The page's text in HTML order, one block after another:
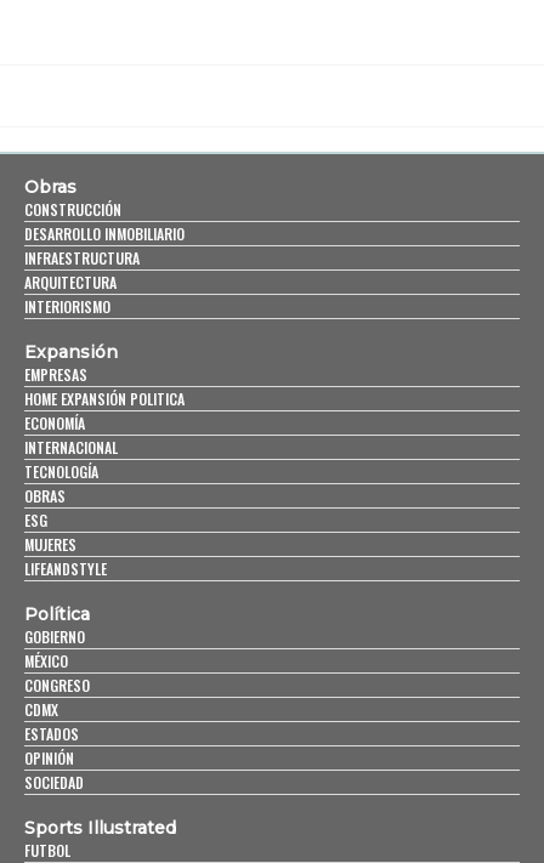
Obras
CONSTRUCCIÓN
DESARROLLO INMOBILIARIO
INFRAESTRUCTURA
ARQUITECTURA
INTERIORISMO
Expansión
EMPRESAS
HOME EXPANSIÓN POLITICA
ECONOMÍA
INTERNACIONAL
TECNOLOGÍA
OBRAS
ESG
MUJERES
LIFEANDSTYLE
Política
GOBIERNO
MÉXICO
CONGRESO
CDMX
ESTADOS
OPINIÓN
SOCIEDAD
Sports Illustrated
FUTBOL